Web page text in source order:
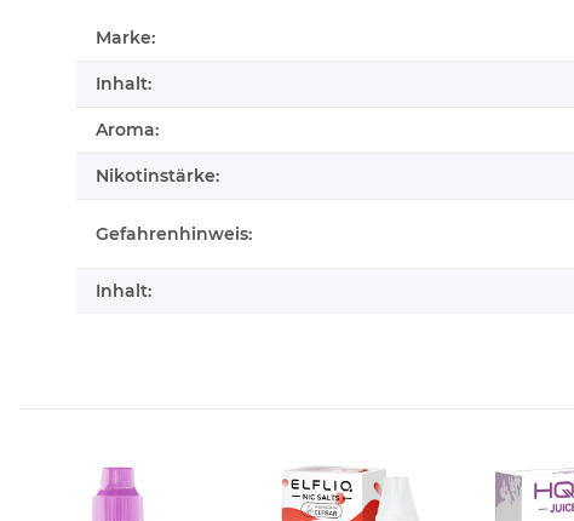
Marke:
Inhalt:
Aroma:
Nikotinstärke:
Gefahrenhinweis:
Inhalt: